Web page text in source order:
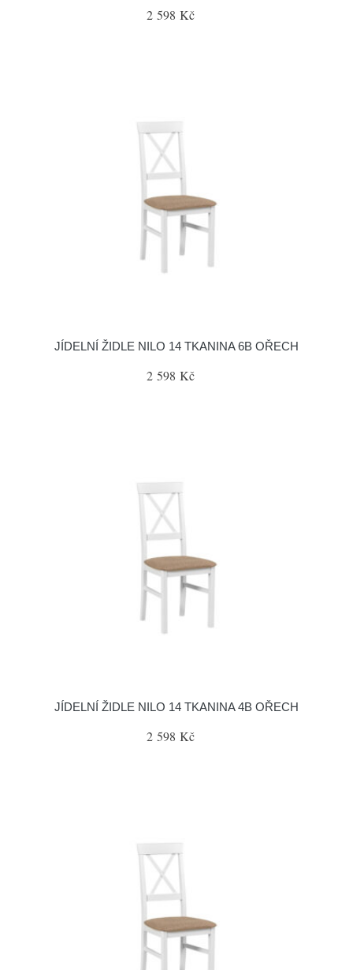
2 598 Kč
JÍDELNÍ ŽIDLE NILO 14 TKANINA 6B OŘECH
2 598 Kč
JÍDELNÍ ŽIDLE NILO 14 TKANINA 4B OŘECH
2 598 Kč